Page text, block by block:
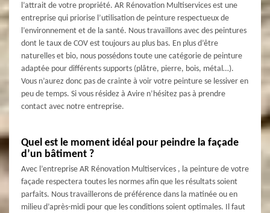
l’attrait de votre propriété. AR Rénovation Multiservices est une
entreprise qui priorise l’utilisation de peinture respectueux de
l’environnement et de la santé. Nous travaillons avec des peintures
dont le taux de COV est toujours au plus bas. En plus d’être
naturelles et bio, nous possédons toute une catégorie de peinture
adaptée pour différents supports (plâtre, pierre, bois, métal…).
Vous n’aurez donc pas de crainte à voir votre peinture se lessiver en
peu de temps. Si vous résidez à Avire n’hésitez pas à prendre
contact avec notre entreprise.
Quel est le moment idéal pour peindre la façade
d’un bâtiment ?
Avec l’entreprise AR Rénovation Multiservices , la peinture de votre
façade respectera toutes les normes afin que les résultats soient
parfaits. Nous travaillerons de préférence dans la matinée ou en
milieu d’après-midi pour que les conditions soient optimales. Il faut